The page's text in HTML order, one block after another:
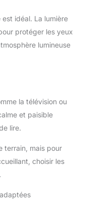
idéal. La lumière
protéger les yeux
lumineuse
la télévision ou
et paisible
lire.
terrain, mais pour
choisir les